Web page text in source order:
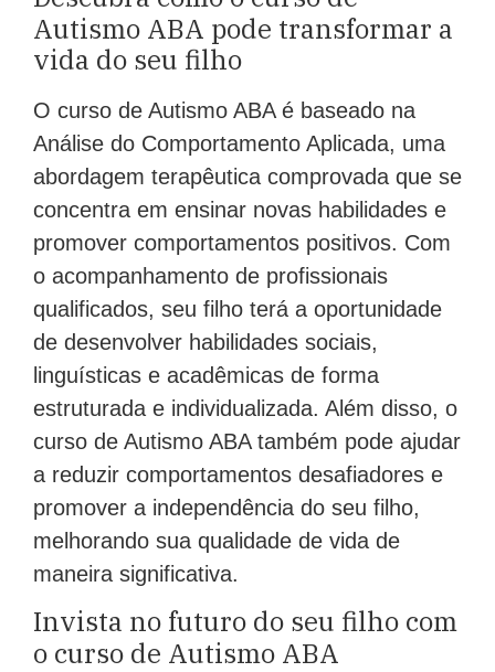
Autismo ABA pode transformar a
vida do seu filho
O curso de Autismo ABA é baseado na
Análise do Comportamento Aplicada, uma
abordagem terapêutica comprovada que se
concentra em ensinar novas habilidades e
promover comportamentos positivos. Com
o acompanhamento de profissionais
qualificados, seu filho terá a oportunidade
de desenvolver habilidades sociais,
linguísticas e acadêmicas de forma
estruturada e individualizada. Além disso, o
curso de Autismo ABA também pode ajudar
a reduzir comportamentos desafiadores e
promover a independência do seu filho,
melhorando sua qualidade de vida de
maneira significativa.
Invista no futuro do seu filho com
o curso de Autismo ABA